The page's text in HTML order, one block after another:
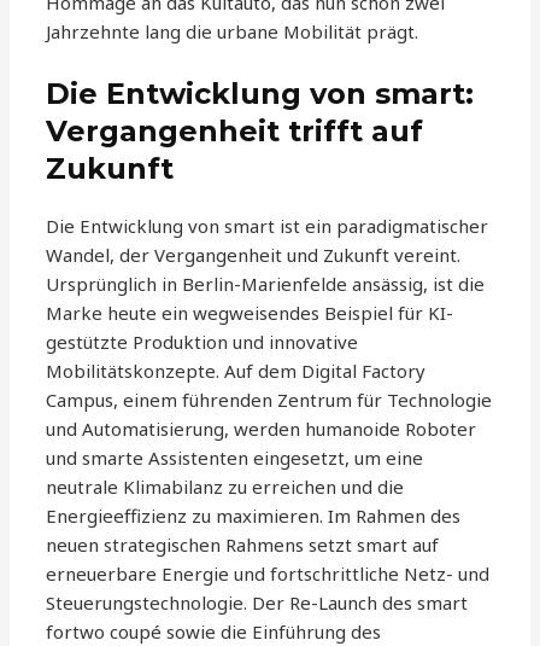
Jahrzehnte lang die urbane Mobilität prägt.
Die Entwicklung von smart:
Vergangenheit trifft auf
Zukunft
Die Entwicklung von smart ist ein paradigmatischer
Wandel, der Vergangenheit und Zukunft vereint.
Ursprünglich in Berlin-Marienfelde ansässig, ist die
Marke heute ein wegweisendes Beispiel für KI-
gestützte Produktion und innovative
Mobilitätskonzepte. Auf dem Digital Factory
Campus, einem führenden Zentrum für Technologie
und Automatisierung, werden humanoide Roboter
und smarte Assistenten eingesetzt, um eine
neutrale Klimabilanz zu erreichen und die
Energieeffizienz zu maximieren. Im Rahmen des
neuen strategischen Rahmens setzt smart auf
erneuerbare Energie und fortschrittliche Netz- und
Steuerungstechnologie. Der Re-Launch des smart
fortwo coupé sowie die Einführung des